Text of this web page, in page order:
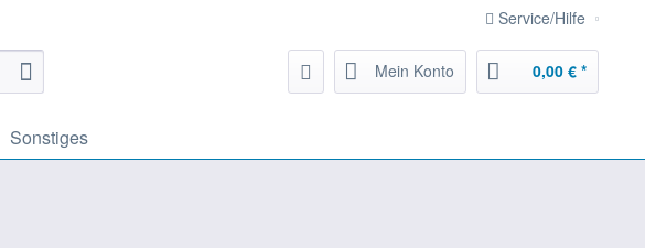
Service/Hilfe
Mein Konto 0,00 € *
Sonstiges